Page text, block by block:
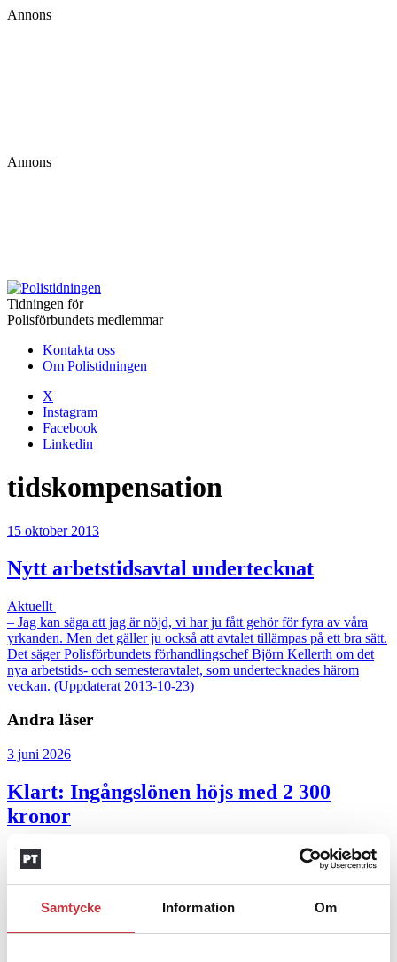
Samtycke Information Om
Annons
Annons
Tidningen för
Polisförbundets medlemmar
Kontakta oss
Om Polistidningen
X
Instagram
Facebook
Linkedin
tidskompensation
15 oktober 2013
Nytt arbetstidsavtal undertecknat
Aktuellt
– Jag kan säga att jag är nöjd, vi har ju fått gehör för fyra av våra
yrkanden. Men det gäller ju också att avtalet tillämpas på ett bra sätt.
Det säger Polisförbundets förhandlingschef Björn Kellerth om det
nya arbetstids- och semesteravtalet, som undertecknades härom
veckan. (Uppdaterat 2013-10-23)
Andra läser
3 juni 2026
Klart: Ingångslönen höjs med 2 300
kronor
4 juni 2026
Insändare:Miljoner i sjön –
polisaspiranter underkänns på
godtyckliga grunder